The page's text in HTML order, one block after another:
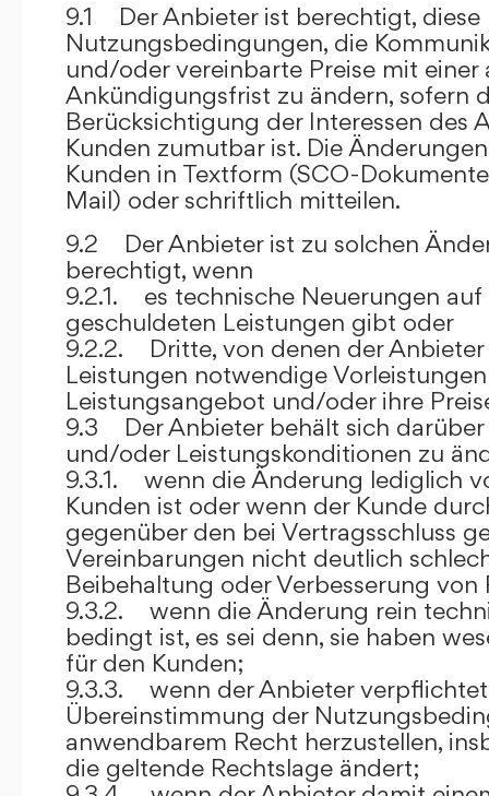
9.1 Der Anbieter ist berechtigt, diese
Nutzungsbedingungen, die
und/oder vereinbarte Preise mit einer
Ankündigungsfrist zu ändern, sofern
Berücksichtigung der Interessen des
Kunden zumutbar ist. Die
Kunden in Textform (SCO-
Mail) oder schriftlich mitteilen.
9.2 Der Anbieter ist zu solchen
berechtigt, wenn
9.2.1. es technische Neuerungen
geschuldeten Leistungen gibt oder
9.2.2. Dritte, von denen der Anbieter
Leistungen notwendige
Leistungsangebot und/oder ihre
9.3 Der Anbieter behält sich darüber
und/oder Leistungskonditionen zu
9.3.1. wenn die Änderung lediglich
Kunden ist oder wenn der Kunde
gegenüber den bei Vertragsschluss
Vereinbarungen nicht deutlich
Beibehaltung oder Verbesserung
9.3.2. wenn die Änderung rein
bedingt ist, es sei denn, sie haben
für den Kunden;
9.3.3. wenn der Anbieter verpflichtet
Übereinstimmung der
anwendbarem Recht herzustellen,
die geltende Rechtslage ändert;